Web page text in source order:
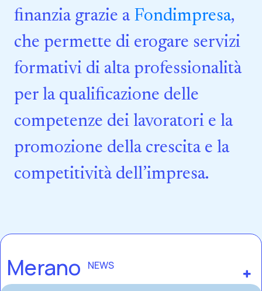
finanzia grazie a Fondimpresa,
che permette di erogare servizi
formativi di alta professionalità
per la qualificazione delle
competenze dei lavoratori e la
promozione della crescita e la
competitività dell’impresa.
NEWS
Merano